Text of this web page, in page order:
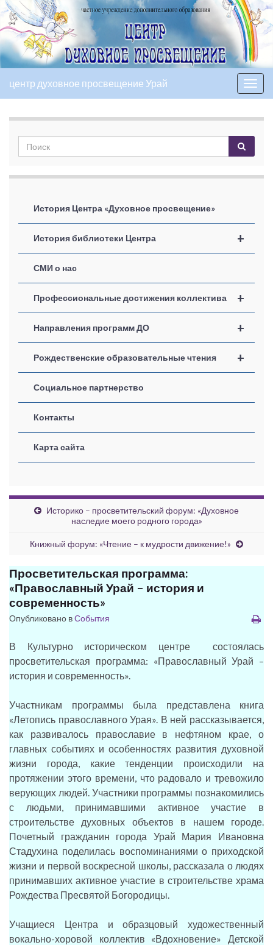
Вкл/
выкл
центр духовное просвещение Урай
История Центра «Духовное просвещение»
+
История библиотеки Центра
СМИ о нас
+
Профессиональные достижения коллектива
+
Направления программ ДО
+
Рождественские образовательные чтения
Социальное партнерство
Контакты
Карта сайта
Историко – просветительский форум: «Духовное
наследие моего родного города»
Книжный форум: «Чтение – к мудрости движение!»
Просветительская программа:
«Православный Урай – история и
современность»
Опубликовано вСобытия
В Культурно историческом центре состоялась
просветительская программа: «Православный Урай –
история и современность».
Участникам программы была представлена книга
«Летопись православного Урая». В ней рассказывается,
как развивалось православие в нефтяном крае, о
главных событиях и особенностях развития духовной
жизни города, какие тенденции происходили на
протяжении этого времени, что радовало и тревожило
верующих людей. Участники программы познакомились
с людьми, принимавшими активное участие в
строительстве духовных объектов в нашем городе.
Почетный гражданин города Урай Мария Ивановна
Стадухина поделилась воспоминаниями о приходской
жизни и первой воскресной школы, рассказала о людях
принимавших активное участие в строительстве храма
Рождества Пресвятой Богородицы.
Учащиеся Центра и образцовый художественный
вокально-хоровой коллектив «Вдохновение» Детской